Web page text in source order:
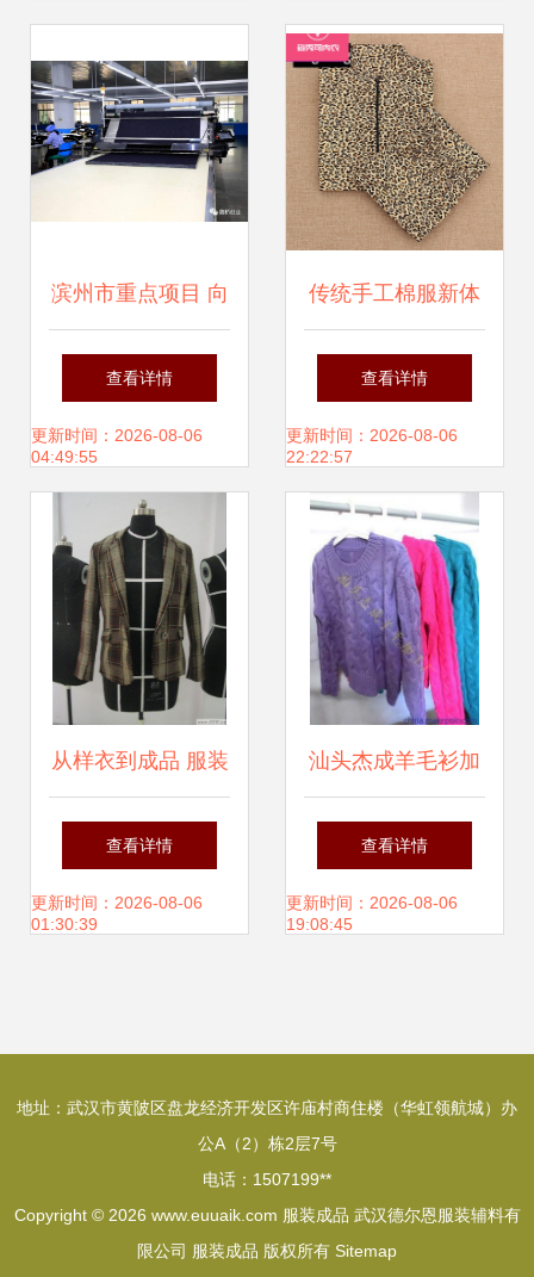
滨州市重点项目 向
尚服饰智能化流水
线实现高效稳定生
产，服装成品质量
显著提升
查看详情
更新时间：2026-08-06
04:49:55
传统手工棉服新体
验 宝蓝色蓝底大花
套装片，打造属于
你的温暖记忆
查看详情
更新时间：2026-08-06
22:22:57
从样衣到成品 服装
产业中的创新与量
产之旅
查看详情
更新时间：2026-08-06
01:30:39
汕头杰成羊毛衫加
工厂 承接7针成件
加工，来料或成品
查看详情
更新时间：2026-08-06
19:08:45
地址：武汉市黄陂区盘龙经济开发区许庙村商住楼（华虹领航城）办
公A（2）栋2层7号
电话：1507199**
Copyright © 2026 www.euuaik.com 服装成品 武汉德尔恩服装辅料有
限公司 服装成品 版权所有 Sitemap